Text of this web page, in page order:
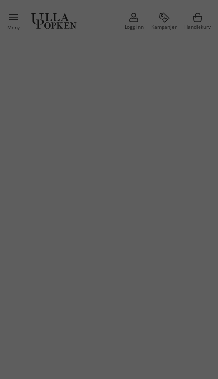
Meny Logg inn Kampanjer Handlekurv